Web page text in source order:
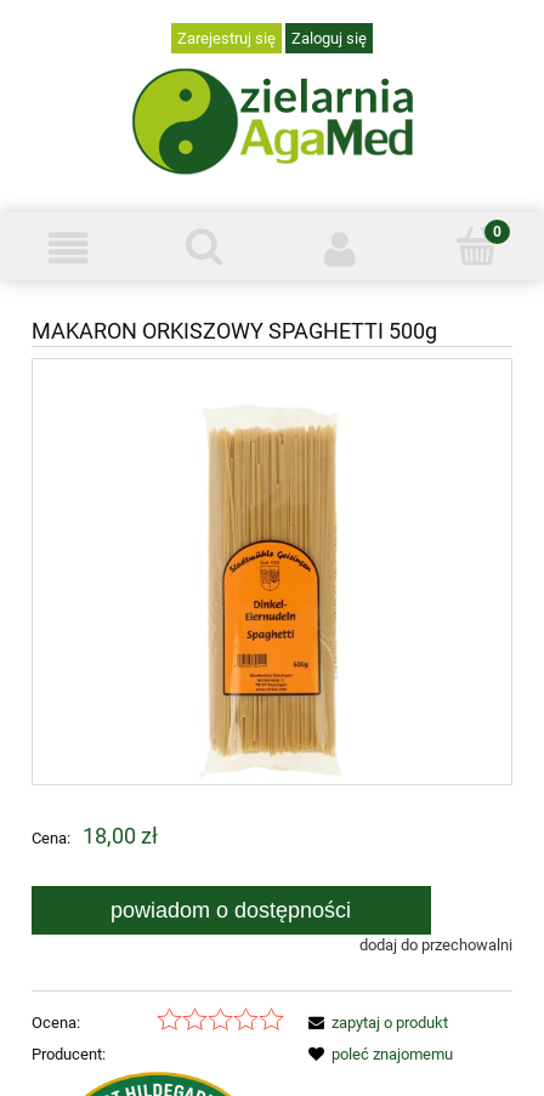
Zarejestruj się Zaloguj się
MAKARON ORKISZOWY SPAGHETTI 500g
Cena: 18,00 zł
powiadom o dostępności
dodaj do przechowalni
Ocena:
Producent:
zapytaj o produkt
poleć znajomemu